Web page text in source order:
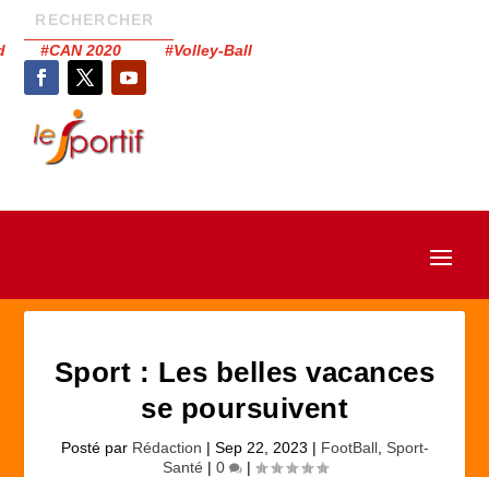
#CAN 2020 #Volley-Ball
Sport : Les belles vacances
se poursuivent
Posté par Rédaction | Sep 22, 2023 | FootBall, Sport-
Santé | 0 |